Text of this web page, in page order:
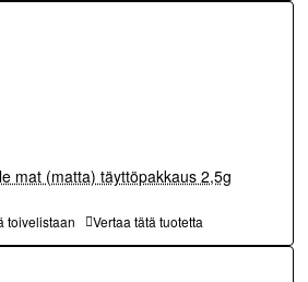
mat (matta) täyttöpakkaus 2,5g
toivelistaan Vertaa tätä tuotetta